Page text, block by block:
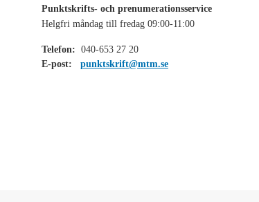
Punktskrifts- och prenumerationsservice
Helgfri måndag till fredag 09:00-11:00
Telefon: 040-653 27 20
E-post:
punktskrift@mtm.se